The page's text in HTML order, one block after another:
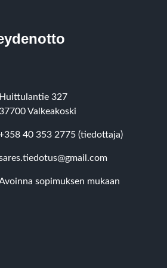
327
Valkeakoski
40 353 2775 (tiedottaja)
sopimuksen mukaan